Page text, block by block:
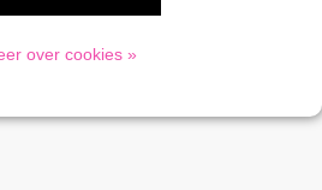
over cookies »